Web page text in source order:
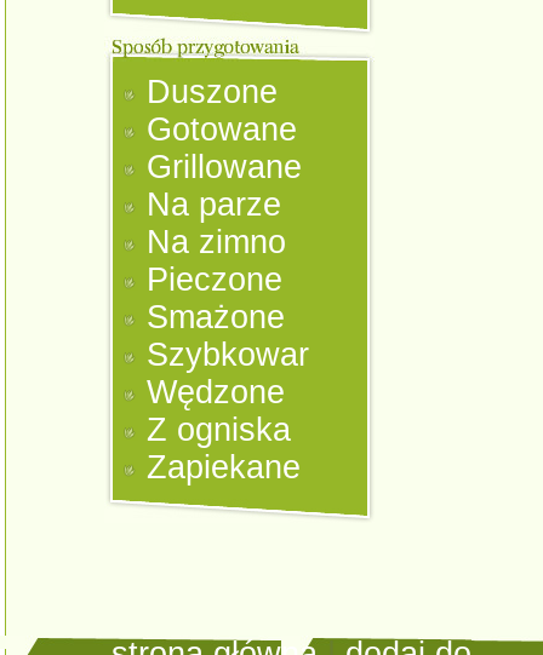
Duszone
Gotowane
Grillowane
Na parze
Na zimno
Pieczone
Smażone
Szybkowar
Wędzone
Z ogniska
Zapiekane